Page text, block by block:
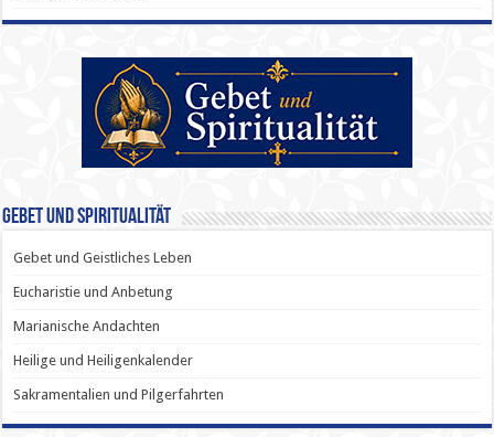
Gebet und Spiritualität
Gebet und Geistliches Leben
Eucharistie und Anbetung
Marianische Andachten
Heilige und Heiligenkalender
Sakramentalien und Pilgerfahrten